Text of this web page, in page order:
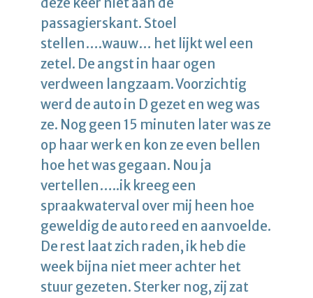
passagierskant. Stoel
stellen….wauw… het lijkt wel een
zetel. De angst in haar ogen
verdween langzaam. Voorzichtig
werd de auto in D gezet en weg was
ze. Nog geen 15 minuten later was ze
op haar werk en kon ze even bellen
hoe het was gegaan. Nou ja
vertellen…..ik kreeg een
spraakwaterval over mij heen hoe
geweldig de auto reed en aanvoelde.
De rest laat zich raden, ik heb die
week bijna niet meer achter het
stuur gezeten. Sterker nog, zij zat